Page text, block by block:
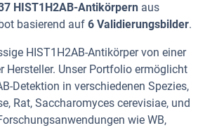
HIST1H2AB-Antikörpern aus
basierend auf 6 Validierungsbilder.
HIST1H2AB-Antikörper von einer
Hersteller. Unser Portfolio ermöglicht
Detektion in verschiedenen Spezies,
Rat, Saccharomyces cerevisiae, und
wie WB,